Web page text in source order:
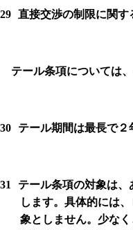
29 直接交渉の制限に関す
テール条項については
30 テール期間は最長で２
31 テール条項の対象は、
します。具体的には
象としません。少な